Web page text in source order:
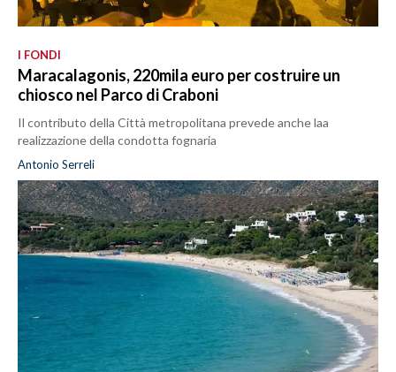
I FONDI
Maracalagonis, 220mila euro per costruire un
chiosco nel Parco di Craboni
Il contributo della Città metropolitana prevede anche laa
realizzazione della condotta fognaria
Antonio Serreli